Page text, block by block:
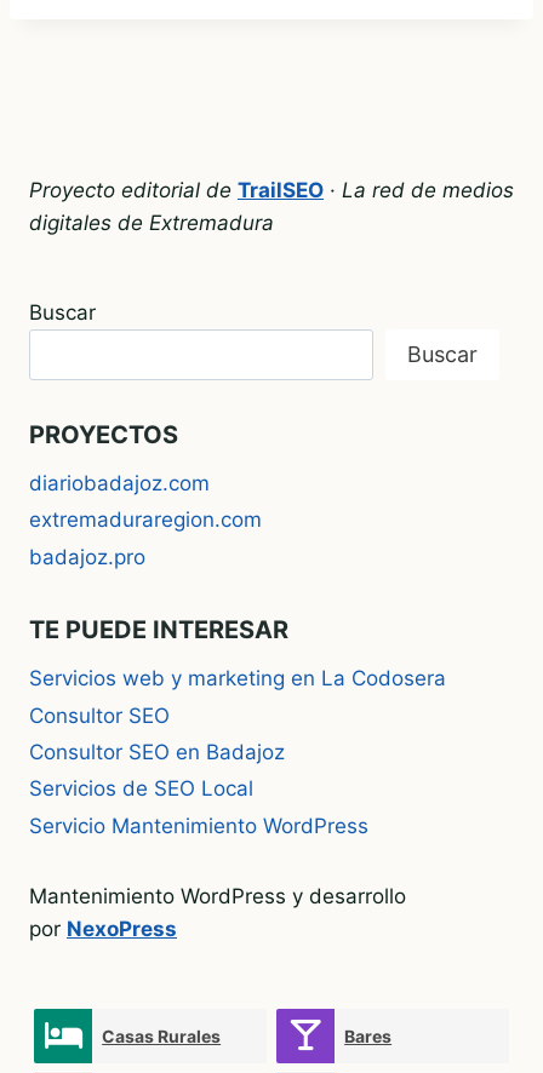
Proyecto editorial de TrailSEO · La red de medios
digitales de Extremadura
Buscar
Buscar
PROYECTOS
diariobadajoz.com
extremaduraregion.com
badajoz.pro
TE PUEDE INTERESAR
Servicios web y marketing en La Codosera
Consultor SEO
Consultor SEO en Badajoz
Servicios de SEO Local
Servicio Mantenimiento WordPress
Mantenimiento WordPress y desarrollo
por NexoPress
Casas Rurales Bares